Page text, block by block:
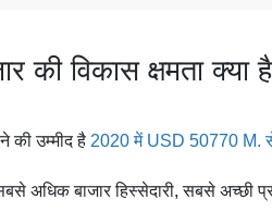
की विकास क्षमता क्या
की उम्मीद है 2020 में USD 50770 M.
बाजार हिस्सेदारी, सबसे अच्छी